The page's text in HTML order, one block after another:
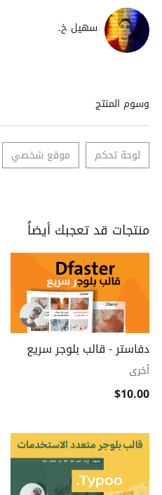
سهيل خ.
وسوم المنتج
لوحة تحكم موقع شخصي
منتجات قد تعجبك أيضاً
دفاستر - قالب بلوجر سريع
أخرى
$10.00